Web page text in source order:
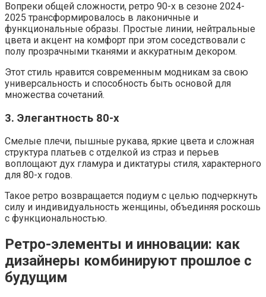
Вопреки общей сложности, ретро 90-х в сезоне 2024-
2025 трансформировалось в лаконичные и
функциональные образы. Простые линии, нейтральные
цвета и акцент на комфорт при этом соседствовали с
полу прозрачными тканями и аккуратным декором.
Этот стиль нравится современным модникам за свою
универсальность и способность быть основой для
множества сочетаний.
3. Элегантность 80-х
Смелые плечи, пышные рукава, яркие цвета и сложная
структура платьев с отделкой из страз и перьев
воплощают дух гламура и диктатуры стиля, характерного
для 80-х годов.
Такое ретро возвращается подиум с целью подчеркнуть
силу и индивидуальность женщины, объединяя роскошь
с функциональностью.
Ретро-элементы и инновации: как
дизайнеры комбинируют прошлое с
будущим